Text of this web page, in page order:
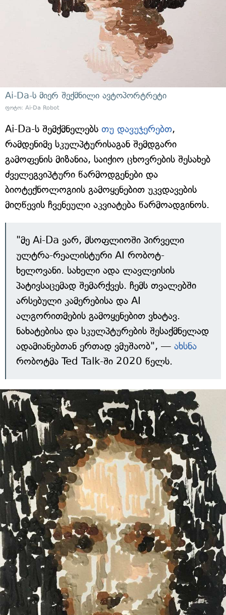
Ai-Da-ს მიერ შექმნილი ავტოპორტრეტი
ფოტო: Ai-Da Robot
Ai-Da-ს შემქმნელებს თუ დავუჯერებთ,
რამდენიმე სკულპტურისაგან შემდგარი
გამოფენის მიზანია, საიქიო ცხოვრების შესახებ
ძველეგვიპტური წარმოდგენები და
ბიოტექნოლოგიის გამოყენებით უკვდავების
მიღწევის ჩვენეული აკვიატება წარმოადგინოს.
"მე Ai-Da ვარ, მსოფლიოში პირველი
ულტრა-რეალისტური AI რობოტ-
ხელოვანი. სახელი ადა ლავლეისის
პატივსაცემად შემარქვეს. ჩემს თვალებში
არსებული კამერებისა და AI
ალგორითმების გამოყენებით ვხატავ.
ნახატებისა და სკულპტურების შესაქმნელად
ადამიანებთან ერთად ვმუშაობ", — ახსნა
რობოტმა Ted Talk-ში 2020 წელს.